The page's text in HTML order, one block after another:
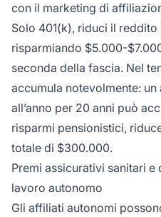
con il marketing di
Solo 401(k), riduci il
risparmiando $5.000-
seconda della fascia. Nel
accumula notevolmente:
all’anno per 20 anni può
risparmi pensionistici,
totale di $300.000.
Premi assicurativi sanitari
lavoro autonomo
Gli affiliati autonomi